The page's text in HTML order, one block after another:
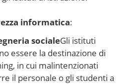
informatica:
socialeGli istituti
essere la destinazione di
in cui malintenzionati
il personale o gli studenti a